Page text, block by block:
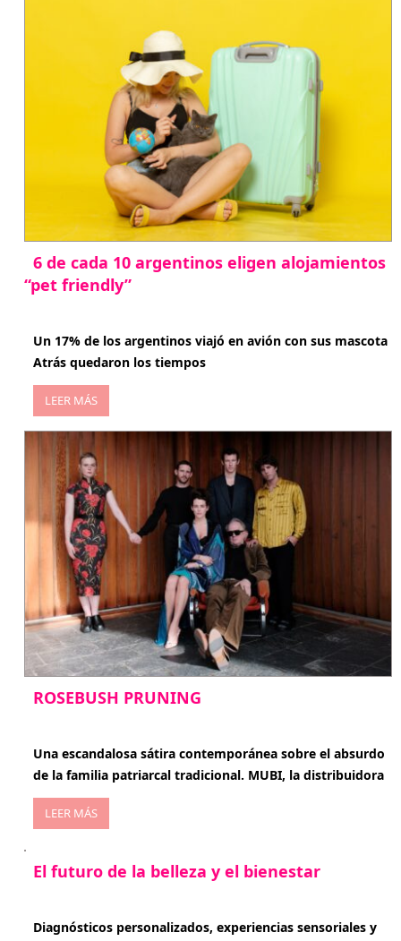
6 de cada 10 argentinos eligen alojamientos
“pet friendly”
Un 17% de los argentinos viajó en avión con sus mascota
Atrás quedaron los tiempos
LEER MÁS
ROSEBUSH PRUNING
Una escandalosa sátira contemporánea sobre el absurdo
de la familia patriarcal tradicional. MUBI, la distribuidora
LEER MÁS
El futuro de la belleza y el bienestar
Diagnósticos personalizados, experiencias sensoriales y